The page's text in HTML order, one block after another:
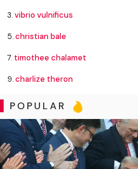
3.vibrio vulnificus
5.christian bale
7. timothee chalamet
9.charlize theron
POPULAR